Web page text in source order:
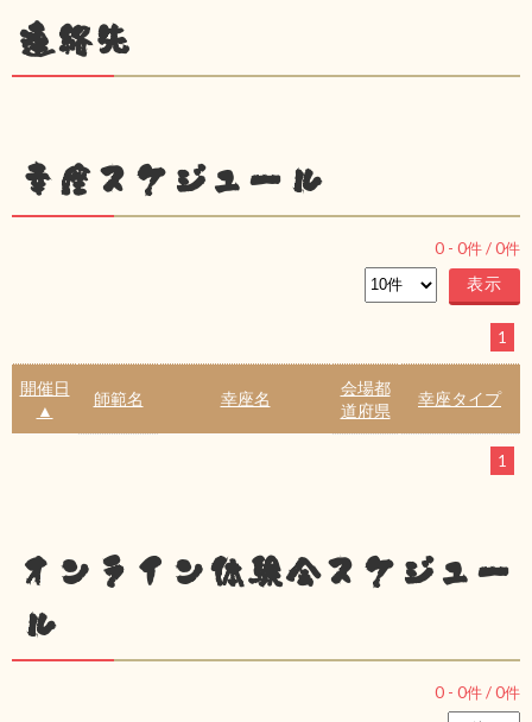
連絡先
幸座スケジュール
0 - 0件 /0件
1
開催日
▲
師範名 幸座名
会場都
道府県
幸座タイプ
1
オンライン体験会スケジュー
ル
0 - 0件 /0件